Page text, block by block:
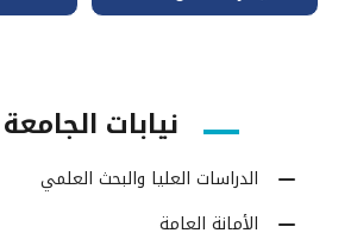
نيابات الجامعة
الدراسات العليا والبحث العلمي
الأمانة العامة